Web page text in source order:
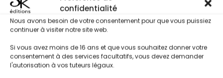
confidentialité
Nous avons besoin de votre consentement pour que vous puissiez
continuer à visiter notre site web.
Si vous avez moins de 16 ans et que vous souhaitez donner votre
consentement à des services facultatifs, vous devez demander
l'autorisation à vos tuteurs légaux.
Titres Similaires